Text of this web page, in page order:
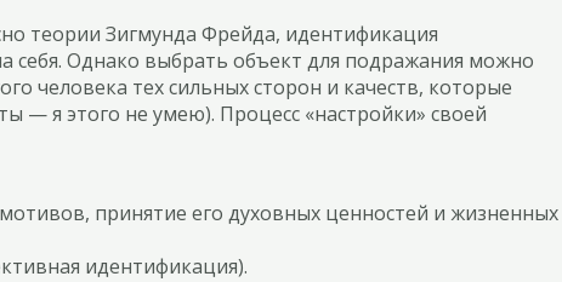
теории Зигмунда Фрейда, идентификация
себя. Однако выбрать объект для подражания можно
человека тех сильных сторон и качеств, которые
— я этого не умею). Процесс «настройки» своей
принятие его духовных ценностей и жизненных
идентификация).